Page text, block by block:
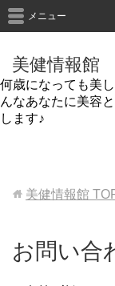
美健情報館
何歳になっても美
んなあなたに美容
します♪
メニュー
美健情報館
お問い合